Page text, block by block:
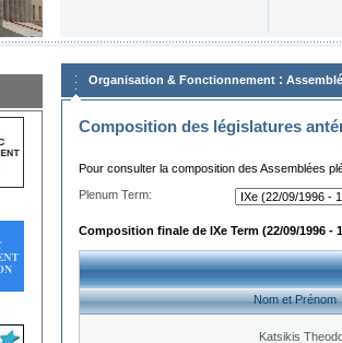
Organisation & Fonctionnement :
Composition des législatures
Pour consulter la composition des Assemblées
Plenum Term:
Composition finale de IXe Term (22/09/1996 -
Nom et Prénom
Katsikis